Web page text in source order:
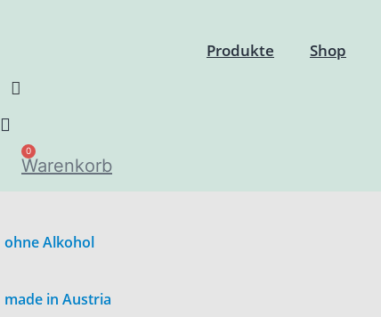
Produkte Shop
0
Warenkorb
ohne Alkohol
made in Austria